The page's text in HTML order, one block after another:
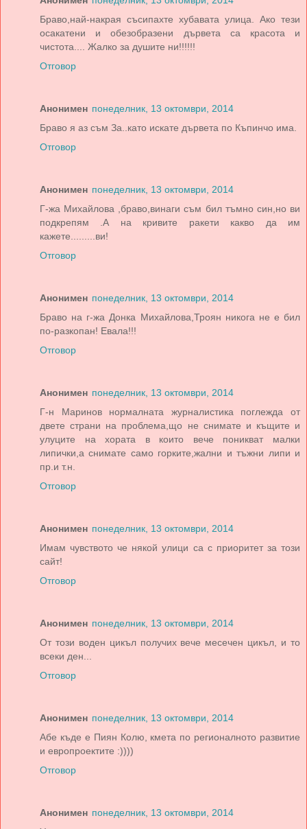
Браво,най-накрая съсипахте хубавата улица. Ако тези
осакатени и обезобразени дървета са красота и
чистота.... Жалко за душите ни!!!!!!
Отговор
Анонимен понеделник, 13 октомври, 2014
Браво я аз съм За..като искате дървета по Къпинчо има.
Отговор
Анонимен понеделник, 13 октомври, 2014
Г-жа Михайлова ,браво,винаги съм бил тъмно син,но ви
подкрепям .А на кривите ракети какво да им
кажете.........ви!
Отговор
Анонимен понеделник, 13 октомври, 2014
Браво на г-жа Донка Михайлова,Троян никога не е бил
по-разкопан! Евала!!!
Отговор
Анонимен понеделник, 13 октомври, 2014
Г-н Маринов нормалната журналистика поглежда от
двете страни на проблема,що не снимате и къщите и
улуците на хората в които вече поникват малки
липички,а снимате само горките,жални и тъжни липи и
пр.и т.н.
Отговор
Анонимен понеделник, 13 октомври, 2014
Имам чувството че някой улици са с приоритет за този
сайт!
Отговор
Анонимен понеделник, 13 октомври, 2014
От този воден цикъл получих вече месечен цикъл, и то
всеки ден...
Отговор
Анонимен понеделник, 13 октомври, 2014
Абе къде е Пиян Колю, кмета по регионалното развитие
и европроектите :))))
Отговор
Анонимен понеделник, 13 октомври, 2014